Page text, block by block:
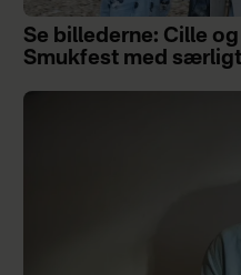
Se billederne: Cille
Smukfest med